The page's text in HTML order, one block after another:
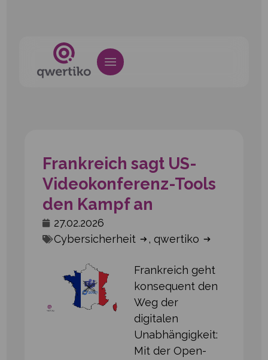
Frankreich sagt US-
Videokonferenz-Tools
den Kampf an
27.02.2026
Cybersicherheit
, qwertiko
Frankreich geht
konsequent den
Weg der
digitalen
Unabhängigkeit:
Mit der Open-